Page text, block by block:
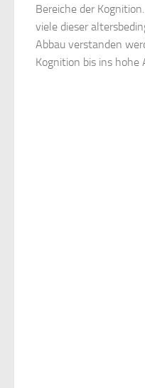
Bereiche der
viele dieser
Abbau verstanden
Kognition bis ins hohe